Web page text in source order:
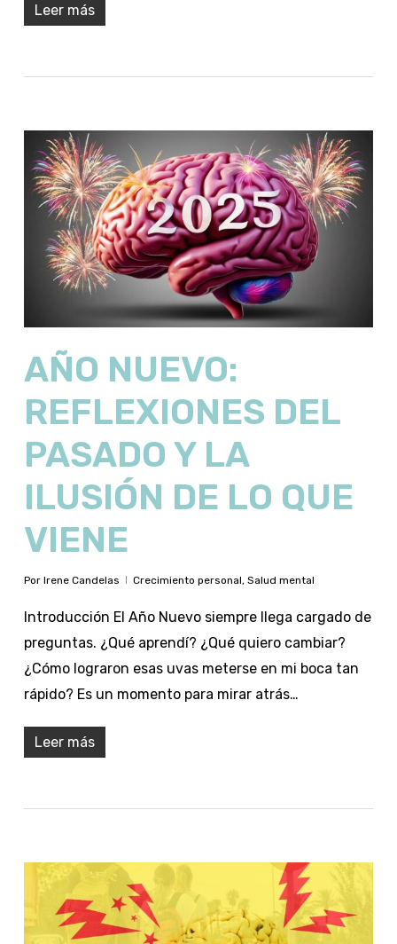
Leer más
AÑO NUEVO:
REFLEXIONES DEL
PASADO Y LA
ILUSIÓN DE LO QUE
VIENE
Por Irene Candelas Crecimiento personal, Salud mental
Introducción El Año Nuevo siempre llega cargado de
preguntas. ¿Qué aprendí? ¿Qué quiero cambiar?
¿Cómo lograron esas uvas meterse en mi boca tan
rápido? Es un momento para mirar atrás…
Leer más